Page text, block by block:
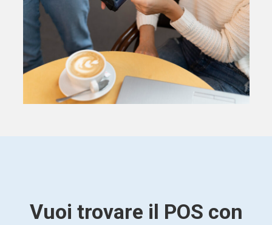
Vuoi trovare il POS con